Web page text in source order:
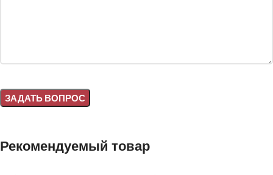
Рекомендуемый товар